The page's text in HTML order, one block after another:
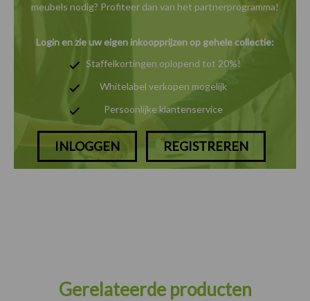
meubels nodig? Profiteer dan van het partnerprogramma!
Login en zie uw eigen inkoopprijzen op gehele collectie:
Staffelkortingen oplopend tot 20%!
Whitelabel verkopen mogelijk
Persoonlijke klantenservice
INLOGGEN REGISTREREN
Gerelateerde producten